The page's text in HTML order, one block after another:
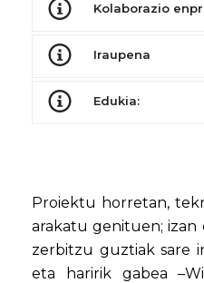
Kolaborazio
Iraupena
Edukia:
Proiektu horretan,
arakatu genituen;
zerbitzu guztiak sare
eta haririk gabea